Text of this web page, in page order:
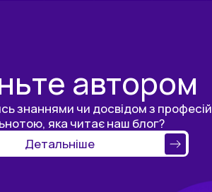
автором
знаннями чи досвідом з
яка читає наш блог?
Детальніше